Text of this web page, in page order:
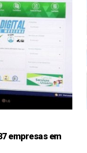
empresas em